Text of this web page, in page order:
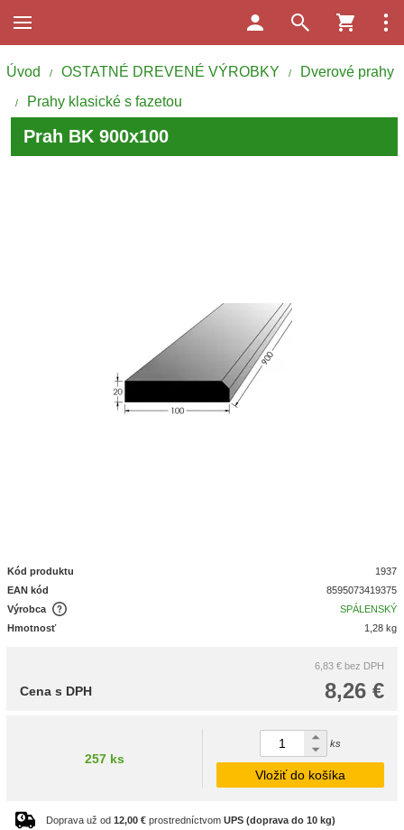
Úvod / OSTATNÉ DREVENÉ VÝROBKY / Dverové prahy
/ Prahy klasické s fazetou
Prah BK 900x100
Kód produktu
1937
EAN kód
8595073419375
Výrobca
SPÁLENSKÝ
Hmotnosť
1,28 kg
6,83 € bez DPH
8,26 €
Cena s DPH
257 ks
ks
Vložiť do košíka
Doprava už od 12,00 € prostredníctvom UPS (doprava do 10 kg)